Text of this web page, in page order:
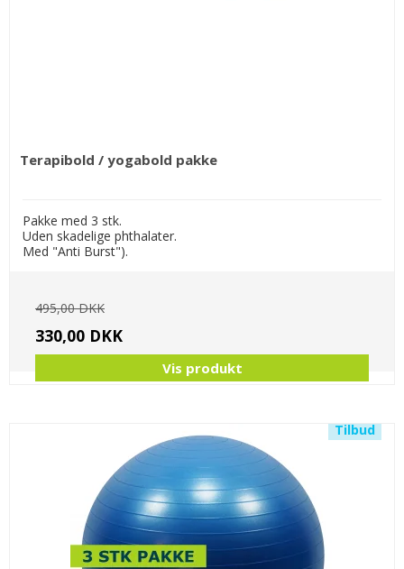
Terapibold / yogabold pakke
Pakke med 3 stk.
Uden skadelige phthalater.
Med "Anti Burst").
495,00 DKK
330,00 DKK
Vis produkt
Tilbud